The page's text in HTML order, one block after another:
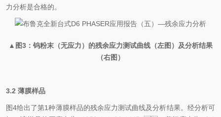
力分析是合格的。
▲图3：钨粉末（无应力）的残余应力测试曲线（左图）及分析结果
（右图）
3.2 薄膜样品
图4给出了第1种薄膜样品的残余应力测试曲线及分析结果。经分析可